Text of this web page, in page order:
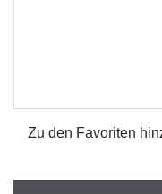
Zu den Favoriten